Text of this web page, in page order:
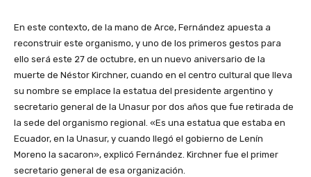
En este contexto, de la mano de Arce, Fernández apuesta a
reconstruir este organismo, y uno de los primeros gestos para
ello será este 27 de octubre, en un nuevo aniversario de la
muerte de Néstor Kirchner, cuando en el centro cultural que lleva
su nombre se emplace la estatua del presidente argentino y
secretario general de la Unasur por dos años que fue retirada de
la sede del organismo regional. «Es una estatua que estaba en
Ecuador, en la Unasur, y cuando llegó el gobierno de Lenín
Moreno la sacaron», explicó Fernández. Kirchner fue el primer
secretario general de esa organización.